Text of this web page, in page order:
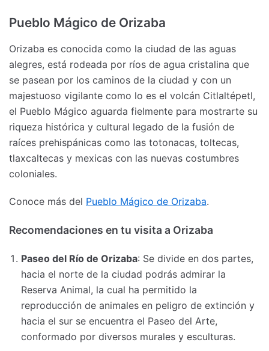
Pueblo Mágico de Orizaba
Orizaba es conocida como la ciudad de las aguas
alegres, está rodeada por ríos de agua cristalina que
se pasean por los caminos de la ciudad y con un
majestuoso vigilante como lo es el volcán Citlaltépetl,
el Pueblo Mágico aguarda fielmente para mostrarte su
riqueza histórica y cultural legado de la fusión de
raíces prehispánicas como las totonacas, toltecas,
tlaxcaltecas y mexicas con las nuevas costumbres
coloniales.
Conoce más del Pueblo Mágico de Orizaba.
Recomendaciones en tu visita a Orizaba
Paseo del Río de Orizaba: Se divide en dos partes,
hacia el norte de la ciudad podrás admirar la
Reserva Animal, la cual ha permitido la
reproducción de animales en peligro de extinción y
hacia el sur se encuentra el Paseo del Arte,
conformado por diversos murales y esculturas.